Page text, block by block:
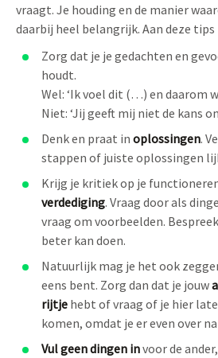
vraagt. Je houding en de manier
daarbij heel belangrijk. Aan deze tips
Zorg dat je je gedachten en
houdt.
Wel: ‘Ik voel dit (…) en daarom
Niet: ‘Jij geeft mij niet de kans
Denk en praat in oplossingen.
stappen of juiste oplossingen
Krijg je kritiek op je
verdediging. Vraag door als
vraag om voorbeelden.
beter kan doen.
Natuurlijk mag je het ook
eens bent. Zorg dan dat je jouw
rijtje hebt of vraag of je hier
komen, omdat je er even over
Vul geen dingen invoor de